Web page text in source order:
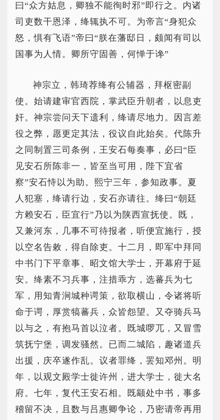
曰“众方姑息，卿独不能徇时邪”即行之。内诸
司吏数干恩泽，绛辄执不可。为帝言“身犯众
怒，惧有飞语”帝曰“朕在藩邸日，颇闻有司以
国事为人情。卿所守固善，何惮于谗”
神宗立，韩琦荐绛有公辅器，拜枢密副
使。始请建审官西院，掌武臣升朝者，以息吏
奸。神宗尝问天下遗利，绛请尽地力。因言差
役之弊，愿更定其法，役议自此始矣。代陈升
之同制置三司条例，王安石每奏事，必曰“臣
见安石所陈非一，皆至当可用，陛下宜省
察”安石恃以为助。熙宁三年，参知政事。夏
人犯塞，绛请行边，安石亦请往。绛曰“朝廷
方赖安石，臣宜行”乃以为陕西宣抚使。既，
又兼河东，几事不可待报者，听便宜施行，授
以空名告敕，得自除吏。十二月，即军中拜同
中书门下平章事、昭文馆大学士，开幕府于延
安。绛素不习兵事，注措乖方，选蕃兵为七
军，用知青涧城种谔策，欲取横山，令诸将听
命于谔，厚赏犒蕃兵，众皆怨望。又夺骑兵马
以与之，有抱马首以泣者。既城啰兀，又冒雪
筑抚宁堡，调发骚然。已而二城陷，趣诸道兵
出援，庆卒遂作乱。议者罪绛，罢知邓州。明
年，以观文殿学士徙许州，进大学士，徙大名
府。七年，复代王安石相。既颛处中书，事多
稽留不决，且数与吕惠卿争论，乃密请帝再用